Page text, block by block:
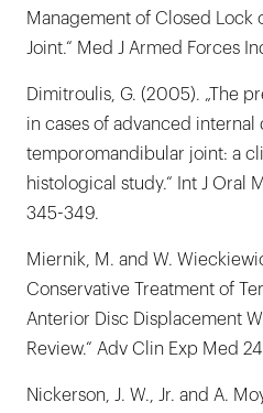
Management of Closed Lock
Joint.“ Med J Armed Forces
Dimitroulis, G. (2005). „The
in cases of advanced
temporomandibular joint: a
histological study.“ Int J Oral
345-349.
Miernik, M. and W.
Conservative Treatment of
Anterior Disc Displacement
Review.“ Adv Clin Exp Med
Nickerson, J. W., Jr. and A.